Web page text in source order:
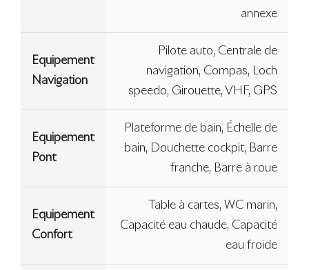
annexe
Equipement
Navigation
Pilote auto, Centrale de
navigation, Compas, Loch
speedo, Girouette, VHF, GPS
Equipement
Pont
Plateforme de bain, Échelle de
bain, Douchette cockpit, Barre
franche, Barre à roue
Equipement
Confort
Table à cartes, WC marin,
Capacité eau chaude, Capacité
eau froide